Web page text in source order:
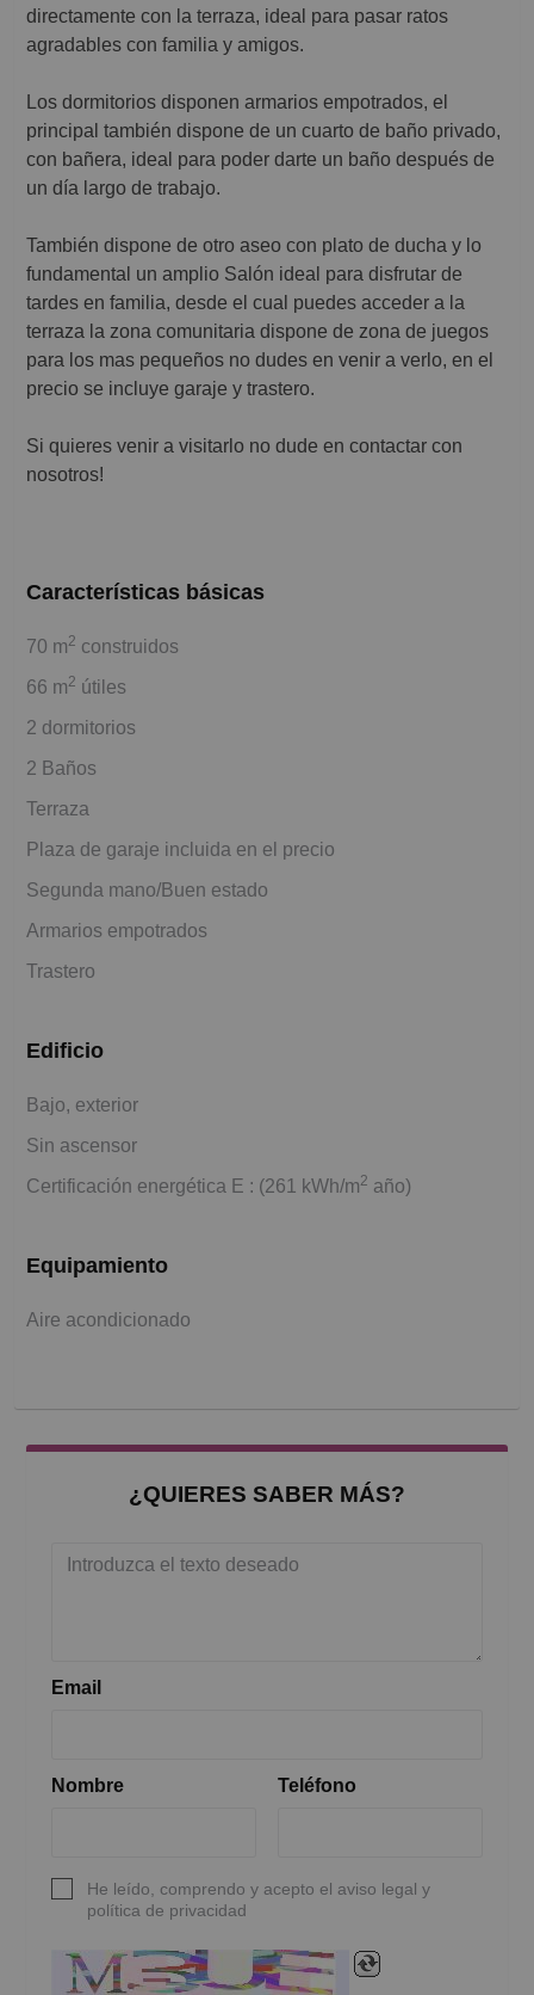
directamente con la terraza, ideal para pasar ratos
agradables con familia y amigos.
Los dormitorios disponen armarios empotrados, el
principal también dispone de un cuarto de baño privado,
con bañera, ideal para poder darte un baño después de
un día largo de trabajo.
También dispone de otro aseo con plato de ducha y lo
fundamental un amplio Salón ideal para disfrutar de
tardes en familia, desde el cual puedes acceder a la
terraza la zona comunitaria dispone de zona de juegos
para los mas pequeños no dudes en venir a verlo, en el
precio se incluye garaje y trastero.
Si quieres venir a visitarlo no dude en contactar con
nosotros!
Características básicas
70 m2 construidos
66 m2 útiles
2 dormitorios
2 Baños
Terraza
Plaza de garaje incluida en el precio
Segunda mano/Buen estado
Armarios empotrados
Trastero
Edificio
Bajo, exterior
Sin ascensor
Certificación energética E : (261 kWh/m2 año)
Equipamiento
Aire acondicionado
¿QUIERES SABER MÁS?
Email
Nombre Teléfono
He leído, comprendo y acepto el aviso legal y
política de privacidad